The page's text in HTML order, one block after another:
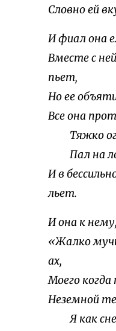
Словно ей
И фиал она
Вместе с
пьет,
Но ее
Все она
Тяжко
Пал на
И в
льет.
И она к нему,
«Жалко
ах,
Моего когда
Неземной
Я как